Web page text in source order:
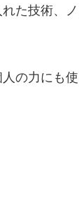
た技術、
の力にも使